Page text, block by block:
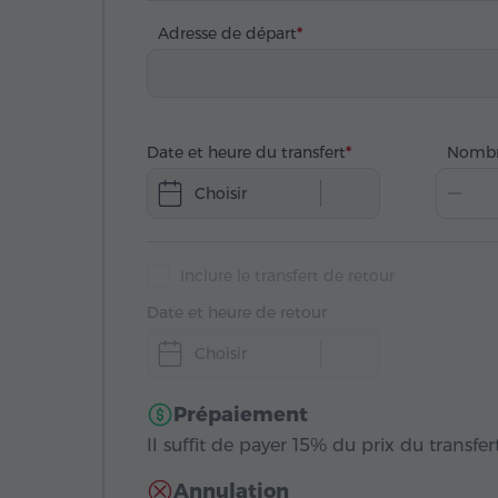
Adresse de départ
Date et heure du transfert
Choisir
Date et heure de retour
Choisir
Prépaiement
Il suffit de payer 15% du prix du
Annulation